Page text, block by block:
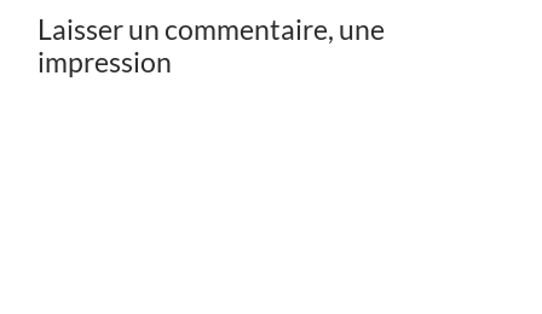
Laisser un commentaire, une
impression